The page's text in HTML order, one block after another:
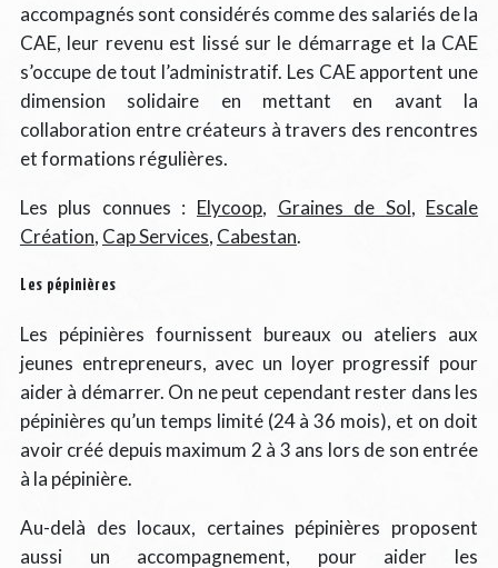
accompagnés sont considérés comme des salariés de la
CAE, leur revenu est lissé sur le démarrage et la CAE
s’occupe de tout l’administratif. Les CAE apportent une
dimension solidaire en mettant en avant la
collaboration entre créateurs à travers des rencontres
et formations régulières.
Les plus connues : Elycoop, Graines de Sol, Escale
Création, Cap Services, Cabestan.
Les pépinières
Les pépinières fournissent bureaux ou ateliers aux
jeunes entrepreneurs, avec un loyer progressif pour
aider à démarrer. On ne peut cependant rester dans les
pépinières qu’un temps limité (24 à 36 mois), et on doit
avoir créé depuis maximum 2 à 3 ans lors de son entrée
à la pépinière.
Au-delà des locaux, certaines pépinières proposent
aussi un accompagnement, pour aider les